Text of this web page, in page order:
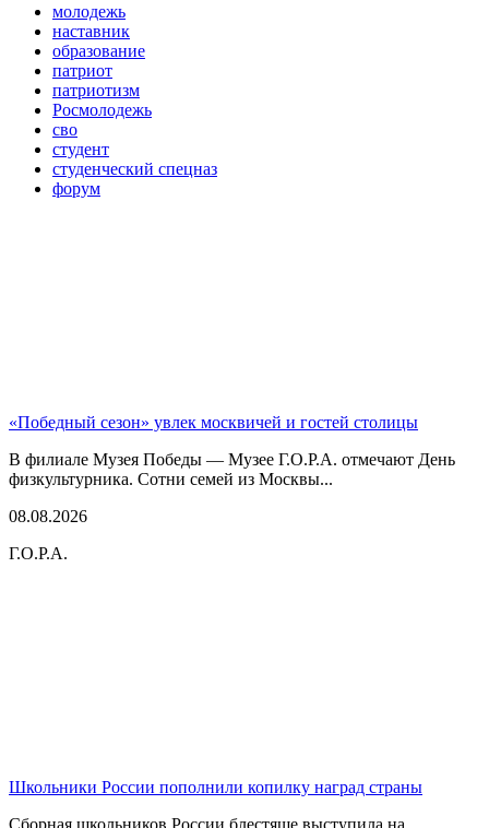
молодежь
наставник
образование
патриот
патриотизм
Росмолодежь
сво
студент
студенческий спецназ
форум
«Победный сезон» увлек москвичей и гостей столицы
В филиале Музея Победы — Музее Г.О.Р.А. отмечают День
физкультурника. Сотни семей из Москвы...
08.08.2026
Г.О.Р.А.
Школьники России пополнили копилку наград страны
Сборная школьников России блестяще выступила на